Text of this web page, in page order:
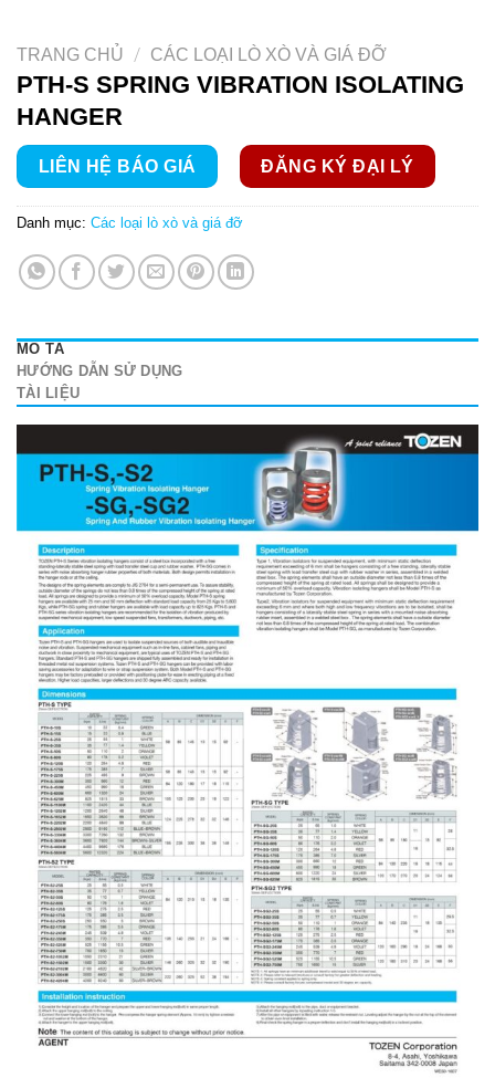
TRANG CHỦ / CÁC LOẠI LÒ XÒ VÀ GIÁ ĐỠ
PTH-S SPRING VIBRATION ISOLATING
HANGER
LIÊN HỆ BÁO GIÁ ĐĂNG KÝ ĐẠI LÝ
Danh mục: Các loại lò xò và giá đỡ
MÔ TẢ
HƯỚNG DẪN SỬ DỤNG
TÀI LIỆU